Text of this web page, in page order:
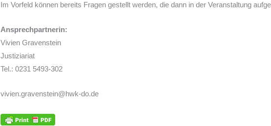
Im Vorfeld können bereits Fragen gestellt werden, die dann in der Veranstaltung
Ansprechpartnerin:
Vivien Gravenstein
Justiziariat
Tel.: 0231 5493-302
vivien.gravenstein@hwk-do.de